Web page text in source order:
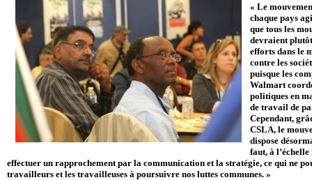
« Le
chaque pays
que tous les
devraient
efforts dans le
contre les
puisque les
Walmart
politiques en
de travail de
Cependant,
CSLA, le
dispose
faut, à
effectuer un rapprochement par la communication et la stratégie, ce qui ne
travailleurs et les travailleuses à poursuivre nos luttes communes. »